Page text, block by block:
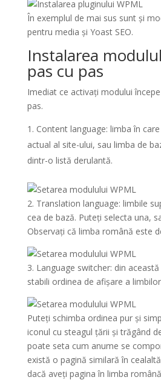
În exemplul de mai sus sunt și
pentru media și Yoast SEO.
Instalarea
pas cu pas
Imediat ce activați modului
pas.
Content language: limba în
actual al site-ului, sau limba de
dintr-o listă derulantă.
2. Translation language: limbile
cea de bază. Puteți selecta una,
Observați că limba română este
3. Language switcher: din
stabili ordinea de afișare a
Puteți schimba ordinea pur și
iconul cu steagul țării și trăgând
poate seta cum anume se
există o pagină similară în
dacă aveți pagina în limba